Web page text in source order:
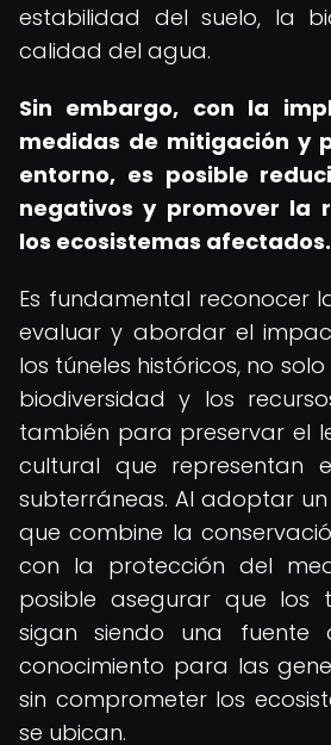
estabilidad del suelo, la
calidad del agua.
Sin embargo, con la
medidas de mitigación y
entorno, es posible
negativos y promover la
los ecosistemas afectados.
Es fundamental reconocer
evaluar y abordar el
los túneles históricos, no
biodiversidad y los
también para preservar el
cultural que representan
subterráneas. Al adoptar
que combine la
con la protección del
posible asegurar que los
sigan siendo una fuente
conocimiento para las
sin comprometer los
se ubican.